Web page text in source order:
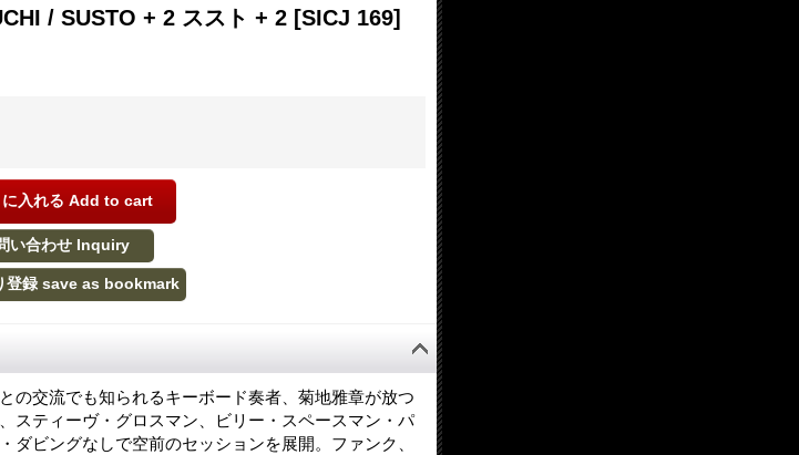
/ SUSTO + 2 ススト + 2 [SICJ 169]
の交流でも知られるキーボード奏者、菊地雅章が放つ
スティーヴ・グロスマン、ビリー・スペースマン・パ
ダビングなしで空前のセッションを展開。ファンク、